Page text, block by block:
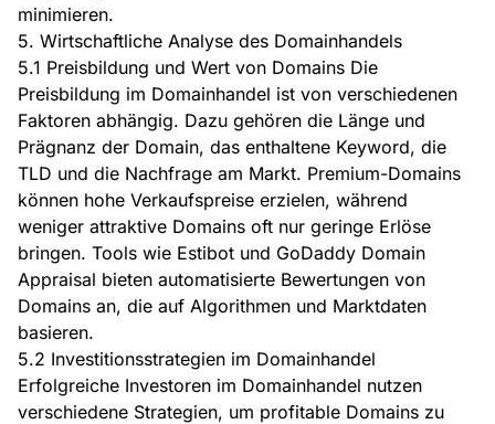
minimieren.
5. Wirtschaftliche Analyse des Domainhandels
5.1 Preisbildung und Wert von Domains Die
Preisbildung im Domainhandel ist von verschiedenen
Faktoren abhängig. Dazu gehören die Länge und
Prägnanz der Domain, das enthaltene Keyword, die
TLD und die Nachfrage am Markt. Premium-Domains
können hohe Verkaufspreise erzielen, während
weniger attraktive Domains oft nur geringe Erlöse
bringen. Tools wie Estibot und GoDaddy Domain
Appraisal bieten automatisierte Bewertungen von
Domains an, die auf Algorithmen und Marktdaten
basieren.
5.2 Investitionsstrategien im Domainhandel
Erfolgreiche Investoren im Domainhandel nutzen
verschiedene Strategien, um profitable Domains zu